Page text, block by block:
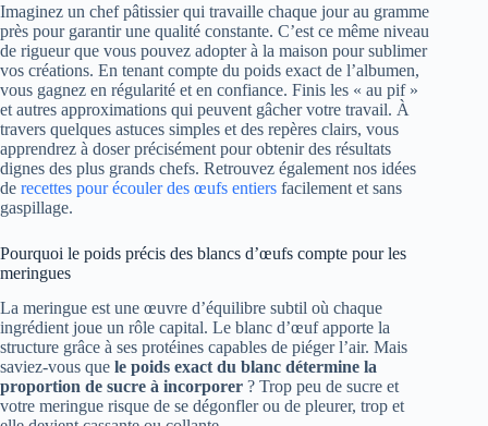
Imaginez un chef pâtissier qui travaille chaque jour au gramme
près pour garantir une qualité constante. C’est ce même niveau
de rigueur que vous pouvez adopter à la maison pour sublimer
vos créations. En tenant compte du poids exact de l’albumen,
vous gagnez en régularité et en confiance. Finis les « au pif »
et autres approximations qui peuvent gâcher votre travail. À
travers quelques astuces simples et des repères clairs, vous
apprendrez à doser précisément pour obtenir des résultats
dignes des plus grands chefs. Retrouvez également nos idées
de recettes pour écouler des œufs entiers facilement et sans
gaspillage.
Pourquoi le poids précis des blancs d’œufs compte pour les
meringues
La meringue est une œuvre d’équilibre subtil où chaque
ingrédient joue un rôle capital. Le blanc d’œuf apporte la
structure grâce à ses protéines capables de piéger l’air. Mais
saviez-vous que le poids exact du blanc détermine la
proportion de sucre à incorporer ? Trop peu de sucre et
votre meringue risque de se dégonfler ou de pleurer, trop et